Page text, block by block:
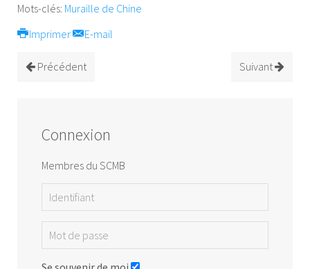
Mots-clés: Muraille de Chine
Imprimer
E-mail
Précédent Suivant
Connexion
Membres du SCMB